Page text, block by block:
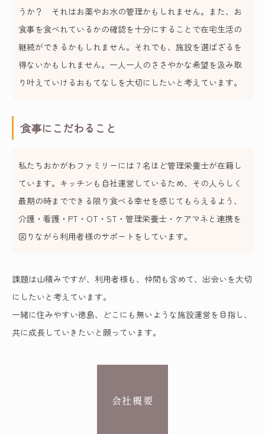
うか？ それはお薬やお水の管理かもしれません。また、お
食事を食べれているかの確認を十分にすることで在宅生活の
継続ができるかもしれません。それでも、施設を選ばざるを
得ないかもしれません。一人一人のささやかな希望を汲み取
り叶えていけるおもてなしを大切にしたいと考えています。
食事にこだわること
私たちおかがわファミリーには７名ほど管理栄養士が在籍し
ています。キッチンも自社運営しているため、その人らしく
最期の時までできる限り食べる幸せを感じてもらえるよう、
介護・看護・PT・OT・ST・管理栄養士・ケアマネと連携を
図りながら利用者様のサポートをしています。
課題は山積みですが、利用者様も、仲間も含めて、出会いを大切
にしたいと考えています。
一緒に住みやすい徳島、どこにも無いような施設運営を目指し、
共に成長していきたいと願っています。
会社概要